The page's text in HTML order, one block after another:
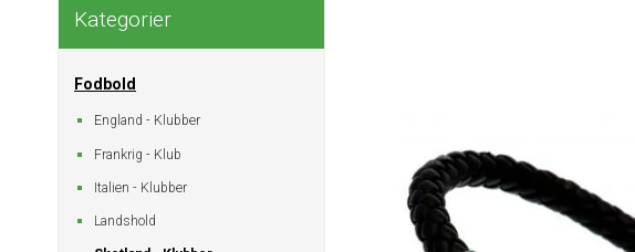
Kategorier
Fodbold
England - Klubber
Frankrig - Klub
Italien - Klubber
Landshold